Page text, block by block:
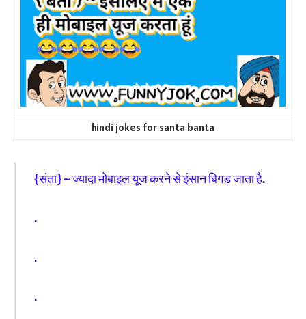
hindi jokes for santa banta
{संता} ~ ज्यादा मोबाइल यूज करने से इंसान बिगड़ जाता है.
.
.
.